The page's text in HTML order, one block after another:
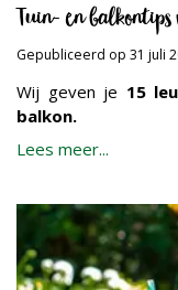
Tuin- en
Gepubliceerd op 31 juli
Wij geven je 15
balkon.
Lees meer...